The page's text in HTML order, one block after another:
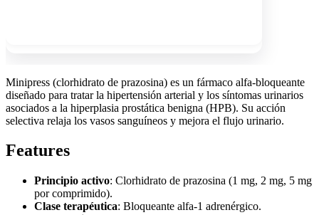
Minipress (clorhidrato de prazosina) es un fármaco alfa-bloqueante
diseñado para tratar la hipertensión arterial y los síntomas urinarios
asociados a la hiperplasia prostática benigna (HPB). Su acción
selectiva relaja los vasos sanguíneos y mejora el flujo urinario.
Features
Principio activo: Clorhidrato de prazosina (1 mg, 2 mg, 5 mg
por comprimido).
Clase terapéutica: Bloqueante alfa-1 adrenérgico.